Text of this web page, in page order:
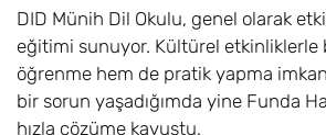
DID Münih Dil Okulu, genel olarak
eğitimi sunuyor. Kültürel etkinliklerle
öğrenme hem de pratik yapma
bir sorun yaşadığımda yine Funda
hızla çözüme kavuştu.